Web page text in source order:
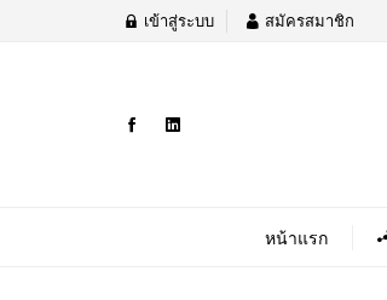
เข้าสู่ระบบ สมัครสมาชิก
หน้าแรก